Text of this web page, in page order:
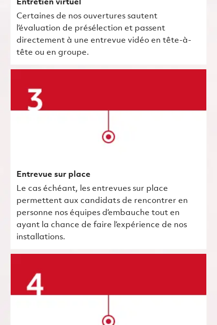
Entretien virtuel
Certaines de nos ouvertures sautent
l’évaluation de présélection et passent
directement à une entrevue vidéo en tête-à-
tête ou en groupe.
Entrevue sur place
Le cas échéant, les entrevues sur place
permettent aux candidats de rencontrer en
personne nos équipes d’embauche tout en
ayant la chance de faire l’expérience de nos
installations.